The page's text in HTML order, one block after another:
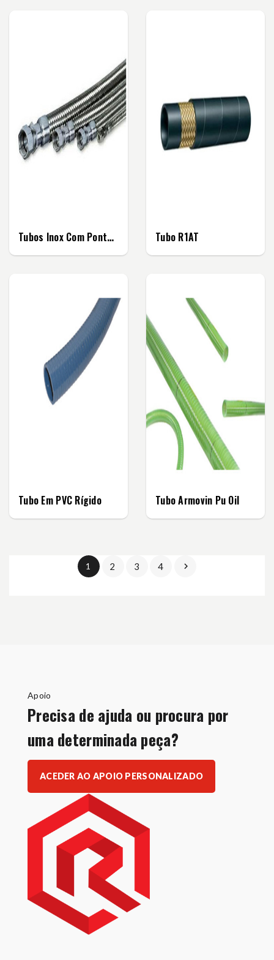
Tubos Inox Com Ponteiras Tubo R1AT
Tubo Em PVC Rígido Tubo Armovin Pu Oil
1 2 3 4 
Apoio
Precisa de ajuda ou procura por
uma determinada peça?
ACEDER AO APOIO PERSONALIZADO